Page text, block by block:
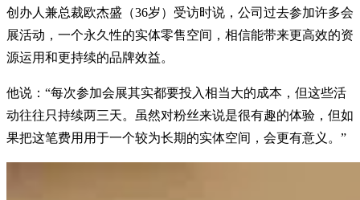
创办人兼总裁欧杰盛（36岁）受访时说，公司过去参加许多会
展活动，一个永久性的实体零售空间，相信能带来更高效的资
源运用和更持续的品牌效益。
他说：“每次参加会展其实都要投入相当大的成本，但这些活
动往往只持续两三天。虽然对粉丝来说是很有趣的体验，但如
果把这笔费用用于一个较为长期的实体空间，会更有意义。”